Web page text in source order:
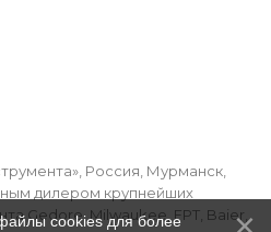
Россия, Мурманск,
дилером крупнейших
Gedore, Milwaukee, FPT, Baier,
cookies для более